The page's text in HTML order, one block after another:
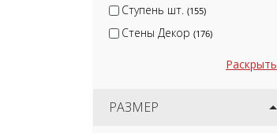
Ступень шт. (155)
Стены Декор (176)
Раскрыть
РАЗМЕР